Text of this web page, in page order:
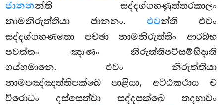
ජානනන්ති සද්දග්ගහණුත්තරකාලං
නාමනිරුත්තියා ජානනං. එවන්ති එවං
සද්දග්ගහණතො පච්ඡා නාමනිරුත්තිං ආරබ්භ
පවත්තං ඤාණං නිරුත්තිපටිසම්භිදාති
ගය්හමානෙ. එවං නිරුත්තියා
නාමපඤ්ඤත්තිපක්ඛෙ පාළියා, අට්ඨකථාය ච
විරොධං දස්සෙත්වා සද්දපක්ඛෙ තදභාවං